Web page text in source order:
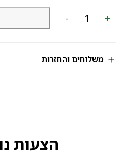
-
כמות
208
+
משלוחים והחזרות
הצעות